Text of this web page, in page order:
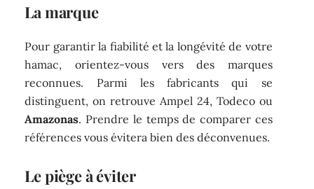
La marque
Pour garantir la fiabilité et la longévité de votre
hamac, orientez-vous vers des marques
reconnues. Parmi les fabricants qui se
distinguent, on retrouve Ampel 24, Todeco ou
Amazonas. Prendre le temps de comparer ces
références vous évitera bien des déconvenues.
Le piège à éviter